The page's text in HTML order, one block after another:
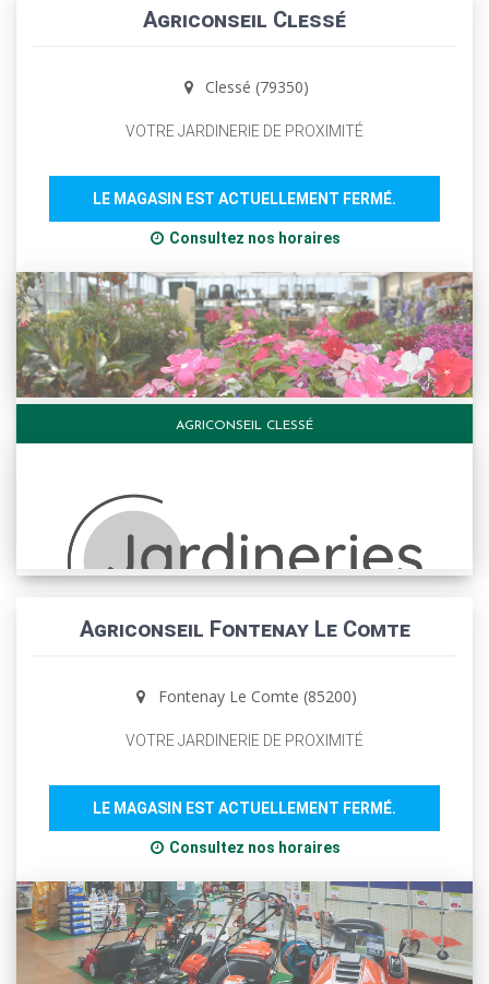
Agriconseil Clessé
Clessé (79350)
VOTRE JARDINERIE DE PROXIMITÉ
LE MAGASIN EST ACTUELLEMENT FERMÉ.
Consultez nos horaires
AGRICONSEIL CLESSÉ
Agriconseil Fontenay Le Comte
Fontenay Le Comte (85200)
VOTRE JARDINERIE DE PROXIMITÉ
LE MAGASIN EST ACTUELLEMENT FERMÉ.
Consultez nos horaires